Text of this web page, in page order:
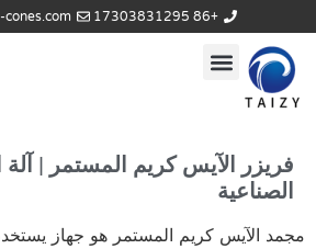
+86 17303831295
cones.com
فريزر الآيس كريم المستمر |
الصناعية
مجمد الآيس كريم المستمر هو جهاز